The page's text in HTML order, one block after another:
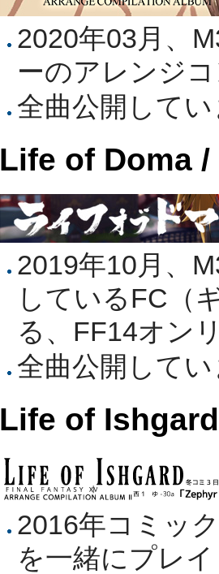
2020年03月、
ーのアレンジ
全曲公開して
Life of Doma
2019年10月、
しているFC（
る、FF14オン
全曲公開して
Life of
2016年コミッ
を一緒にプレ